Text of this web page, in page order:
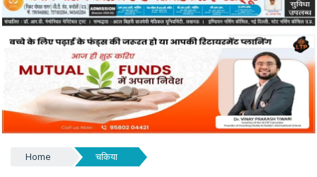
Home चकिया